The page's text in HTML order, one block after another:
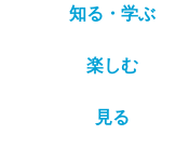
知る・学ぶ
楽しむ
見る